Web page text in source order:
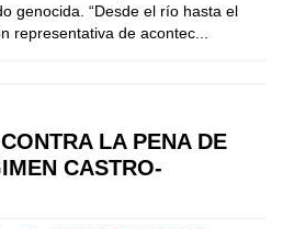
genocida. “Desde el río hasta el
representativa de acontec...
LA PENA DE
CASTRO-